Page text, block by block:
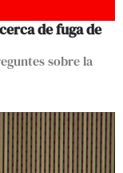
de fuga de
sobre la